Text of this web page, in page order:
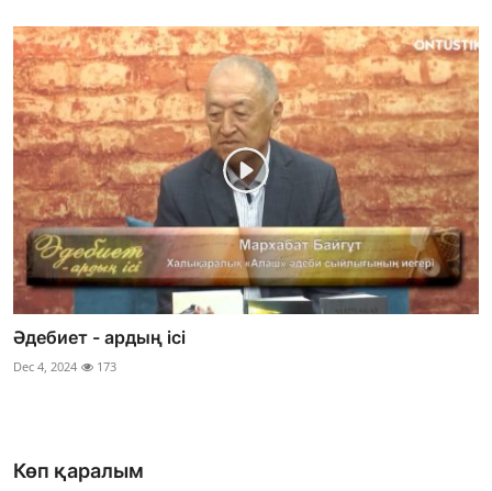
Әдебиет - ардың ісі
Dec 4, 2024 173
Көп қаралым